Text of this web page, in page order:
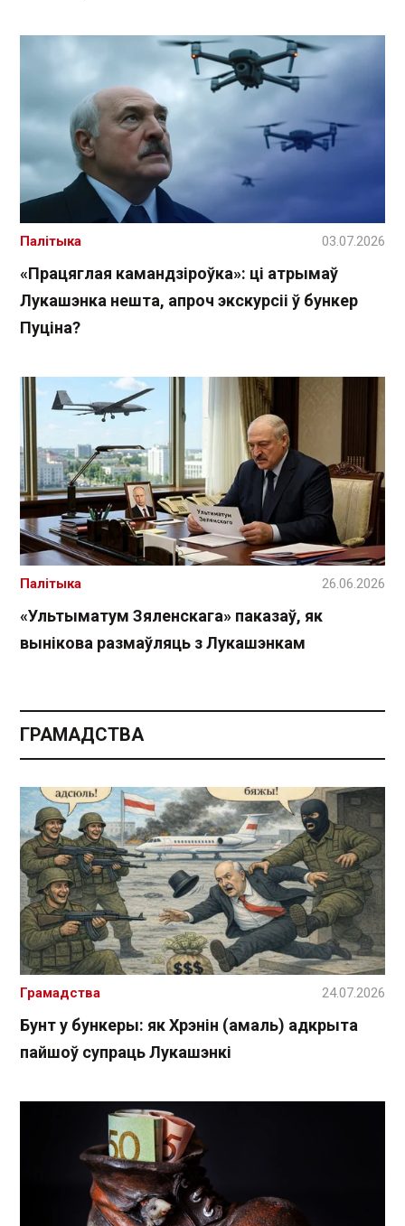
«Працяглая камандзіроўка»: ці атрымаў
Лукашэнка нешта, апроч экскурсіі ў бункер
Пуціна?
Палітыка 03.07.2026
«Ультыматум Зяленскага» паказаў, як
вынікова размаўляць з Лукашэнкам
Палітыка 26.06.2026
ГРАМАДСТВА
Бунт у бункеры: як Хрэнін (амаль) адкрыта
пайшоў супраць Лукашэнкі
Грамадства 24.07.2026